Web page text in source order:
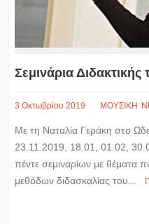
Σεμινάρια
3 Οκτωβρίου 2019 ΜΟΥΣΙΚΗ
Mε τη Ναταλία Γεράκη στο
23.11.2019, 18.01, 01.02,
πέντε σεμιναρίων με θέματα
μεθόδων διδασκαλίας του...